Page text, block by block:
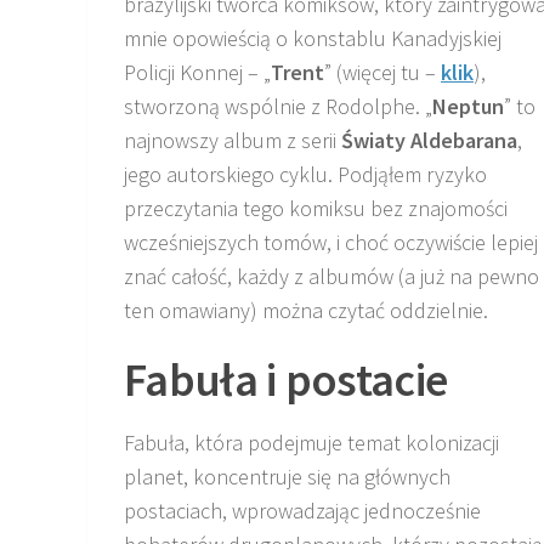
mnie opowieścią o konstablu Kanadyjskiej
Policji Konnej – „Trent” (więcej tu – klik),
stworzoną wspólnie z Rodolphe. „Neptun” to
najnowszy album z serii Światy Aldebarana,
jego autorskiego cyklu. Podjąłem ryzyko
przeczytania tego komiksu bez znajomości
wcześniejszych tomów, i choć oczywiście lepiej
znać całość, każdy z albumów (a już na pewno
ten omawiany) można czytać oddzielnie.
Fabuła i postacie
Fabuła, która podejmuje temat kolonizacji
planet, koncentruje się na głównych
postaciach, wprowadzając jednocześnie